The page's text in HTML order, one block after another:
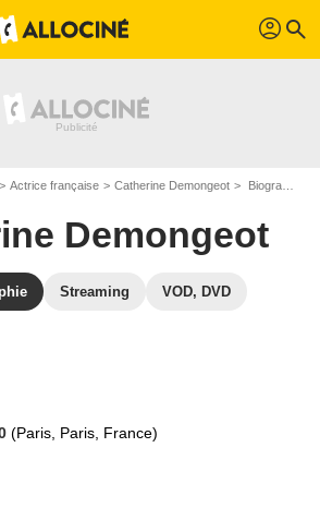
profil search
Actrice française Catherine Demongeot Biographie Catherine Demongeot
Demongeot
Streaming VOD, DVD
(Paris, Paris, France)